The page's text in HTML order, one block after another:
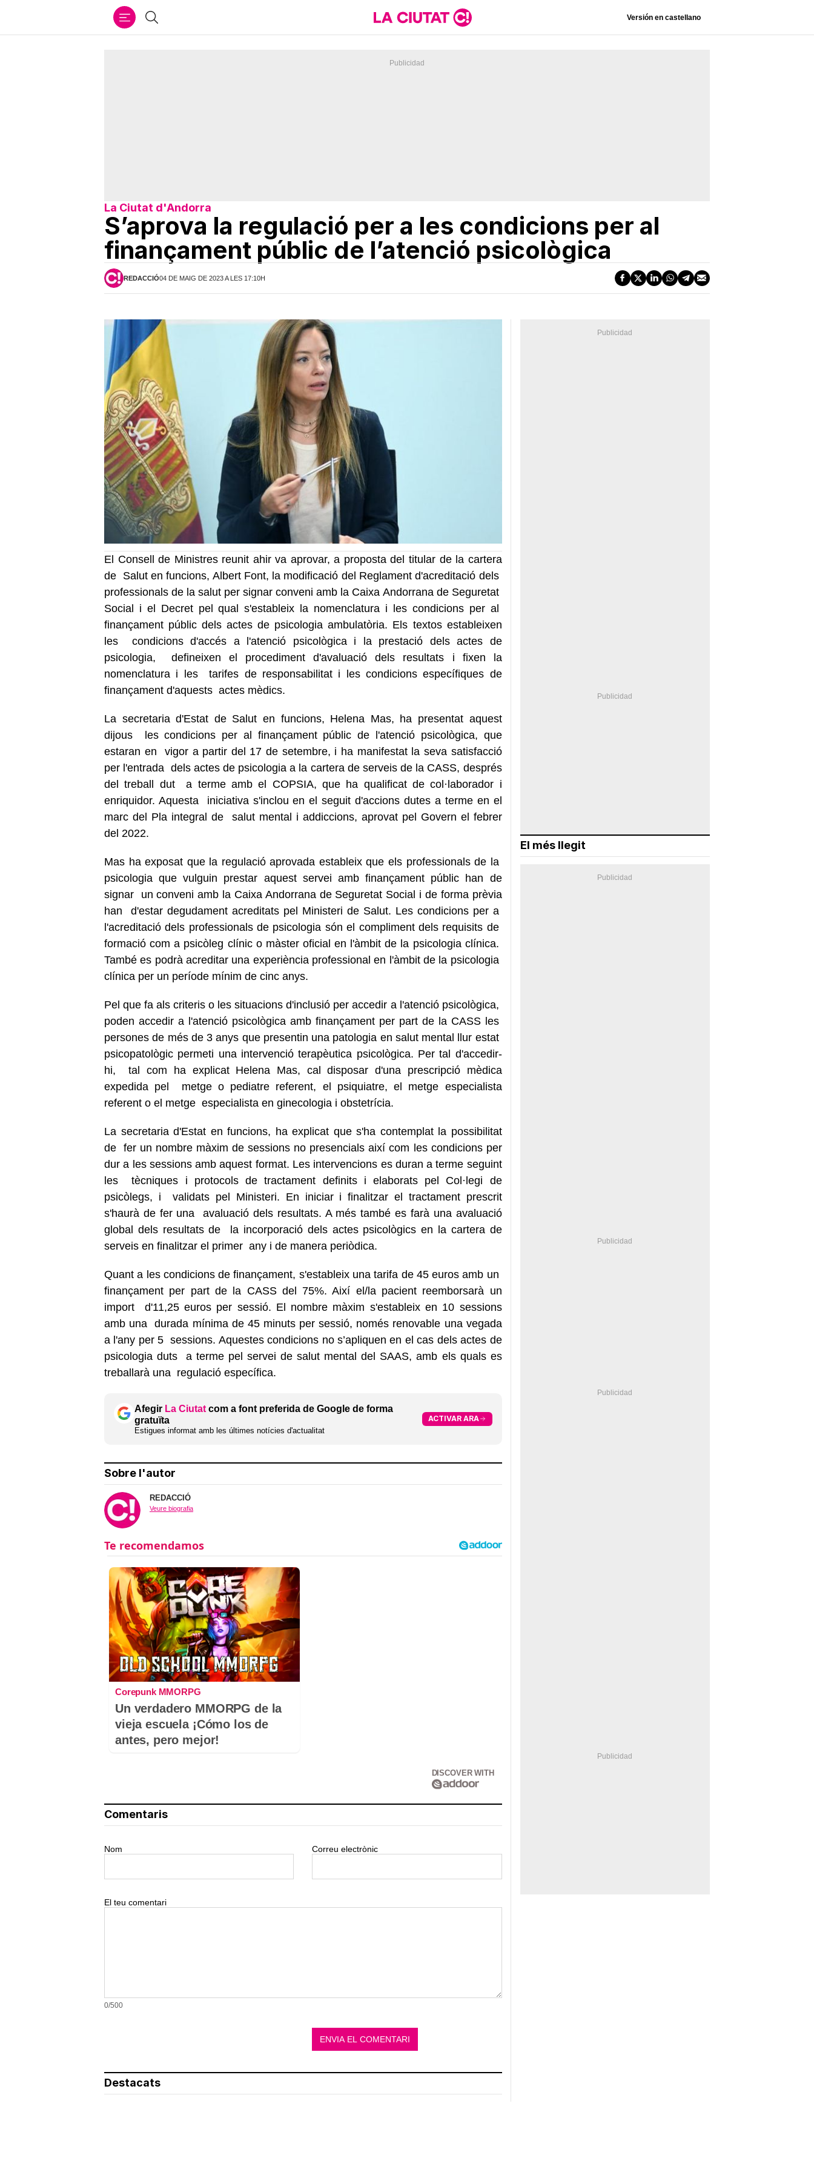
Cercar Versión en castellano
La Ciutat d'Andorra
S’aprova la regulació per a les condicions per al
finançament públic de l’atenció psicològica
REDACCIÓ04 DE MAIG DE 2023 A LES 17:10H
El Consell de Ministres reunit ahir va aprovar, a proposta del titular de la cartera
de Salut en funcions, Albert Font, la modificació del Reglament d'acreditació dels
professionals de la salut per signar conveni amb la Caixa Andorrana de Seguretat
Social i el Decret pel qual s'estableix la nomenclatura i les condicions per al
finançament públic dels actes de psicologia ambulatòria. Els textos estableixen
les condicions d'accés a l'atenció psicològica i la prestació dels actes de
psicologia, defineixen el procediment d'avaluació dels resultats i fixen la
nomenclatura i les tarifes de responsabilitat i les condicions específiques de
finançament d'aquests actes mèdics.
La secretaria d'Estat de Salut en funcions, Helena Mas, ha presentat aquest
dijous les condicions per al finançament públic de l'atenció psicològica, que
estaran en vigor a partir del 17 de setembre, i ha manifestat la seva satisfacció
per l'entrada dels actes de psicologia a la cartera de serveis de la CASS, després
del treball dut a terme amb el COPSIA, que ha qualificat de col·laborador i
enriquidor. Aquesta iniciativa s'inclou en el seguit d'accions dutes a terme en el
marc del Pla integral de salut mental i addiccions, aprovat pel Govern el febrer
del 2022.
Mas ha exposat que la regulació aprovada estableix que els professionals de la
psicologia que vulguin prestar aquest servei amb finançament públic han de
signar un conveni amb la Caixa Andorrana de Seguretat Social i de forma prèvia
han d'estar degudament acreditats pel Ministeri de Salut. Les condicions per a
l'acreditació dels professionals de psicologia són el compliment dels requisits de
formació com a psicòleg clínic o màster oficial en l'àmbit de la psicologia clínica.
També es podrà acreditar una experiència professional en l'àmbit de la psicologia
clínica per un període mínim de cinc anys.
Pel que fa als criteris o les situacions d'inclusió per accedir a l'atenció psicològica,
poden accedir a l'atenció psicològica amb finançament per part de la CASS les
persones de més de 3 anys que presentin una patologia en salut mental llur estat
psicopatològic permeti una intervenció terapèutica psicològica. Per tal d'accedir-
hi, tal com ha explicat Helena Mas, cal disposar d'una prescripció mèdica
expedida pel metge o pediatre referent, el psiquiatre, el metge especialista
referent o el metge especialista en ginecologia i obstetrícia.
La secretaria d'Estat en funcions, ha explicat que s'ha contemplat la possibilitat
de fer un nombre màxim de sessions no presencials així com les condicions per
dur a les sessions amb aquest format. Les intervencions es duran a terme seguint
les tècniques i protocols de tractament definits i elaborats pel Col·legi de
psicòlegs, i validats pel Ministeri. En iniciar i finalitzar el tractament prescrit
s'haurà de fer una avaluació dels resultats. A més també es farà una avaluació
global dels resultats de la incorporació dels actes psicològics en la cartera de
serveis en finalitzar el primer any i de manera periòdica.
Quant a les condicions de finançament, s'estableix una tarifa de 45 euros amb un
finançament per part de la CASS del 75%. Així el/la pacient reemborsarà un
import d'11,25 euros per sessió. El nombre màxim s'estableix en 10 sessions
amb una durada mínima de 45 minuts per sessió, només renovable una vegada
a l'any per 5 sessions. Aquestes condicions no s’apliquen en el cas dels actes de
psicologia duts a terme pel servei de salut mental del SAAS, amb els quals es
treballarà una regulació específica.
Afegir La Ciutat com a font preferida de Google de forma
gratuïta
Estigues informat amb les últimes notícies d'actualitat
ACTIVAR ARA
Sobre l'autor
REDACCIÓ
Veure biografia
Corepunk MMORPG
Un verdadero MMORPG de la
vieja escuela ¡Cómo los de
antes, pero mejor!
DISCOVER WITH
Comentaris
Nom Correu electrònic
El teu comentari
0/500
Destacats
El més llegit